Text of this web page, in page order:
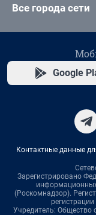
Все города сети
Google
Контактные данные
Зарегистрировано
(Роскомнадзор).
Учредитель: Общество